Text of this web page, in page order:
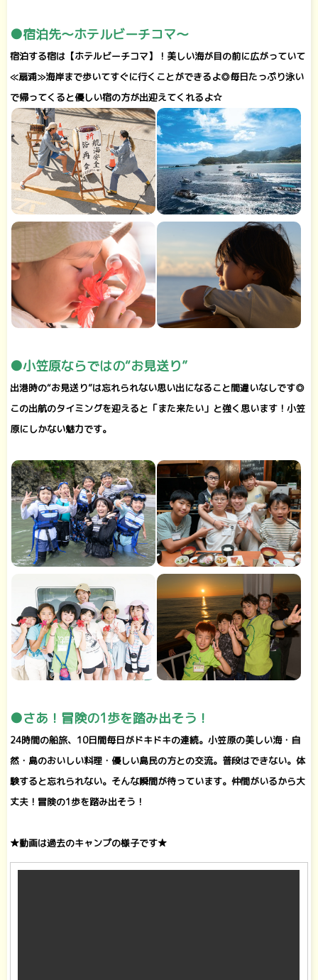
●宿泊先～ホテルビーチコマ～
宿泊する宿は【ホテルビーチコマ】！美しい海が目の前に広がっていて
≪扇浦≫海岸まで歩いてすぐに行くことができるよ◎毎日たっぷり泳い
で帰ってくると優しい宿の方が出迎えてくれるよ☆
●小笠原ならではの“お見送り”
出港時の“お見送り”は忘れられない思い出になること間違いなしです◎
この出航のタイミングを迎えると「また来たい」と強く思います！小笠
原にしかない魅力です。
●さあ！冒険の1歩を踏み出そう！
24時間の船旅、10日間毎日がドキドキの連続。小笠原の美しい海・自
然・島のおいしい料理・優しい島民の方との交流。普段はできない。体
験すると忘れられない。そんな瞬間が待っています。仲間がいるから大
丈夫！冒険の1歩を踏み出そう！
★動画は過去のキャンプの様子です★